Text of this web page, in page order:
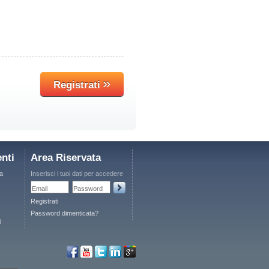
Registrati »
Area Riservata
Inserisci i tuoi dati per accedere
Email
Password
Registrati
Password dimenticata?